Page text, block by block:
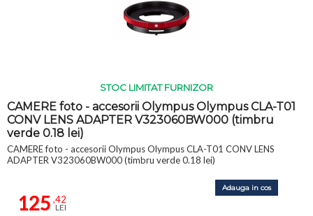
STOC LIMITAT FURNIZOR
CAMERE foto - accesorii Olympus Olympus CLA-T01
CONV LENS ADAPTER V323060BW000 (timbru
verde 0.18 lei)
CAMERE foto - accesorii Olympus Olympus CLA-T01 CONV LENS
ADAPTER V323060BW000 (timbru verde 0.18 lei)
125 ,42
LEI
Adauga in cos